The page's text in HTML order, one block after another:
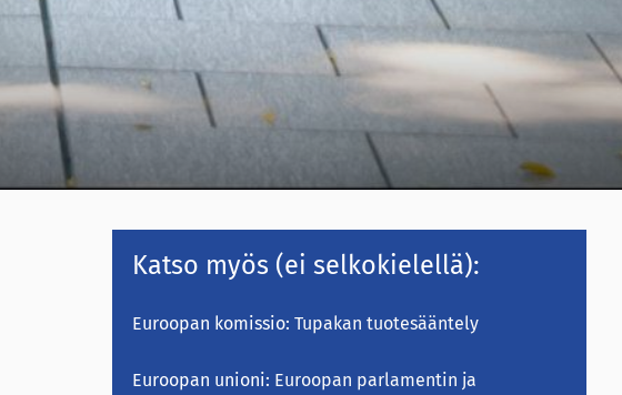
Katso myös (ei selkokielellä):
Euroopan komissio:Tupakan tuotesääntely
Euroopan unioni: Euroopan parlamentin ja